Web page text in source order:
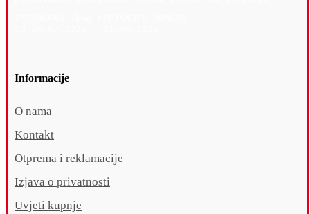
Informacije
O nama
Kontakt
Otprema i reklamacije
Izjava o privatnosti
Uvjeti kupnje